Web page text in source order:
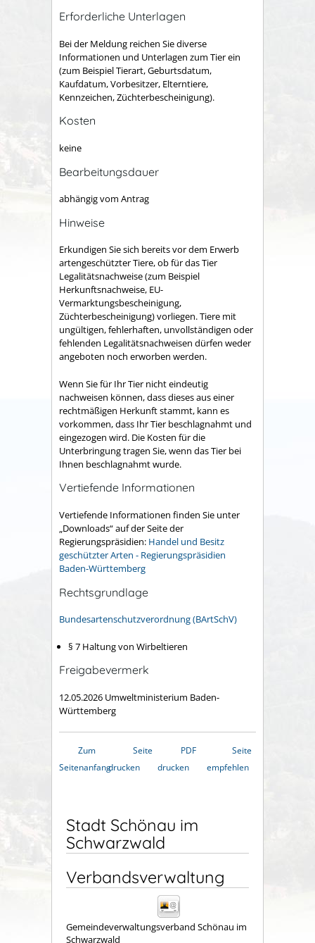
Erforderliche Unterlagen
Bei der Meldung reichen Sie diverse
Informationen und Unterlagen zum Tier ein
(zum Beispiel Tierart, Geburtsdatum,
Kaufdatum, Vorbesitzer, Elterntiere,
Kennzeichen, Züchterbescheinigung).
Kosten
keine
Bearbeitungsdauer
abhängig vom Antrag
Hinweise
Erkundigen Sie sich bereits vor dem Erwerb
artengeschützter Tiere, ob für das Tier
Legalitätsnachweise (zum Beispiel
Herkunftsnachweise, EU-
Vermarktungsbescheinigung,
Züchterbescheinigung) vorliegen. Tiere mit
ungültigen, fehlerhaften, unvollständigen oder
fehlenden Legalitätsnachweisen dürfen weder
angeboten noch erworben werden.
Wenn Sie für Ihr Tier nicht eindeutig
nachweisen können, dass dieses aus einer
rechtmäßigen Herkunft stammt, kann es
vorkommen, dass Ihr Tier beschlagnahmt und
eingezogen wird. Die Kosten für die
Unterbringung tragen Sie, wenn das Tier bei
Ihnen beschlagnahmt wurde.
Vertiefende Informationen
Vertiefende Informationen finden Sie unter
„Downloads“ auf der Seite der
Regierungspräsidien: Handel und Besitz
geschützter Arten - Regierungspräsidien
Baden-Württemberg
Rechtsgrundlage
Bundesartenschutzverordnung (BArtSchV)
§ 7 Haltung von Wirbeltieren
Freigabevermerk
12.05.2026 Umweltministerium Baden-
Württemberg
Zum
Seitenanfang
Seite
drucken
PDF
drucken
Seite
empfehlen
Stadt Schönau im
Schwarzwald
Verbandsverwaltung
Gemeindeverwaltungsverband Schönau im
Schwarzwald